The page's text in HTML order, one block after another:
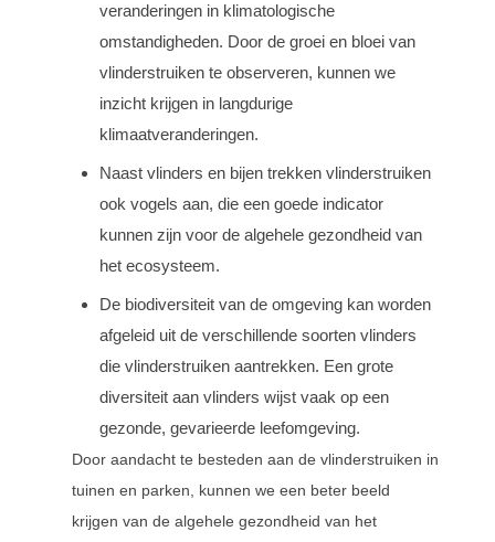
veranderingen in klimatologische
omstandigheden. Door de groei en bloei van
vlinderstruiken te observeren, kunnen we
inzicht krijgen in langdurige
klimaatveranderingen.
Naast vlinders en bijen trekken vlinderstruiken
ook vogels aan, die een goede indicator
kunnen zijn voor de algehele gezondheid van
het ecosysteem.
De biodiversiteit van de omgeving kan worden
afgeleid uit de verschillende soorten vlinders
die vlinderstruiken aantrekken. Een grote
diversiteit aan vlinders wijst vaak op een
gezonde, gevarieerde leefomgeving.
Door aandacht te besteden aan de vlinderstruiken in
tuinen en parken, kunnen we een beter beeld
krijgen van de algehele gezondheid van het